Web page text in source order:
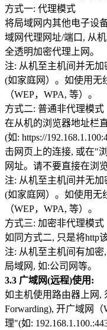
方式一: 代理模式
将局域网内其他电子设
域网代理网址/端口, 从
全透明加密代理上网。
注: 从机至主机间并无
(如家庭网）。如使用无
（WEP，WPA, 等）。
方式二: 普通非代理模式
在从机的浏览器地址栏
(如: https://
击网页上的连接, 或在"
网址。请不要直接在浏
注: 从机至主机间并无
(如家庭网）。如使用无
（WEP，WPA, 等）。
方式三: 加密非代理模式
如同方式二, 只是将http
注: 从机至主机间有加
局域网, 如:公司网等。
3.3 广域网(远程)使用:
如主机使用路由器上网,
Forwarding), 开广域网
理"(如: